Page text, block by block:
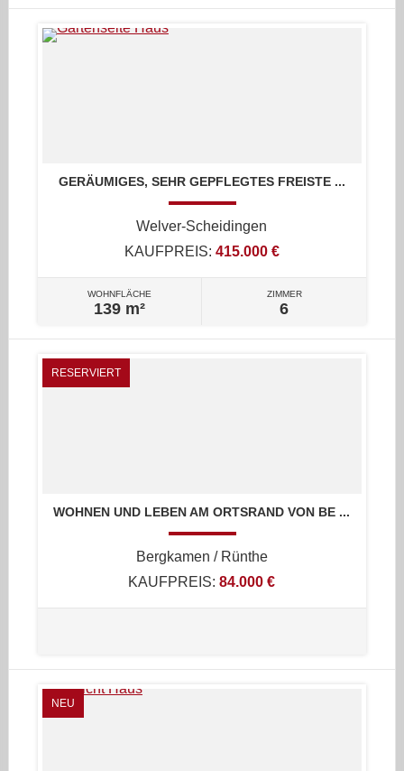
GERÄUMIGES, SEHR GEPFLEGTES FREISTE ...
Welver-Scheidingen
KAUFPREIS: 415.000 €
WOHNFLÄCHE
139 m²
ZIMMER
6
RESERVIERT
WOHNEN UND LEBEN AM ORTSRAND VON BE ...
Bergkamen / Rünthe
KAUFPREIS: 84.000 €
NEU